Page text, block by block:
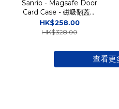
Sanrio - Magsafe Door
Card Case - 磁吸翻蓋插
卡槽防撞手機雙層保護殼
TY
HK$258.00
HK$328.00
查看更